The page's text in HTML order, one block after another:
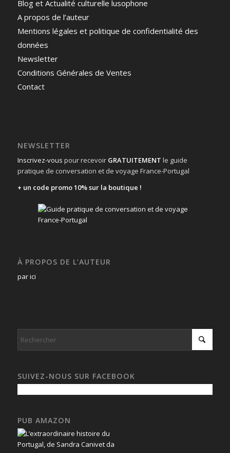
Blog et Actualité culturelle lusophone
A propos de l’auteur
Mentions légales et politique de confidentialité des
données
Newsletter
Conditions Générales de Ventes
Contact
NEWSLETTER
Inscrivez-vous pour recevoir GRATUITEMENT le guide
pratique de conversation et de voyage France-Portugal
+ un code promo 10% sur la boutique !
À PROPOS DE L’AUTEUR
par ici
SUIVEZ-NOUS SUR FACEBOOK
PUB AMAZON